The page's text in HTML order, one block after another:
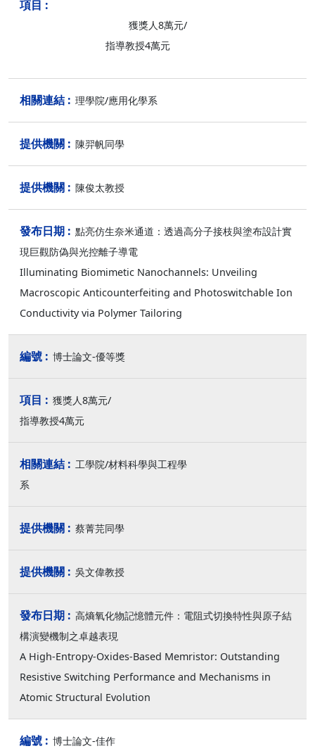
獲獎人8萬元/
指導教授4萬元
理學院/應用化學系
陳羿帆同學
陳俊太教授
點亮仿生奈米通道：透過高分子接枝與塗布設計實
現巨觀防偽與光控離子導電
Illuminating Biomimetic Nanochannels: Unveiling
Macroscopic Anticounterfeiting and Photoswitchable Ion
Conductivity via Polymer Tailoring
博士論文-優等獎
獲獎人8萬元/
指導教授4萬元
工學院/材料科學與工程學
系
蔡菁芫同學
吳文偉教授
高熵氧化物記憶體元件：電阻式切換特性與原子結
構演變機制之卓越表現
A High-Entropy-Oxides-Based Memristor: Outstanding
Resistive Switching Performance and Mechanisms in
Atomic Structural Evolution
博士論文-佳作